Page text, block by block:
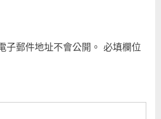
子郵件地址不會公開。 必填欄位